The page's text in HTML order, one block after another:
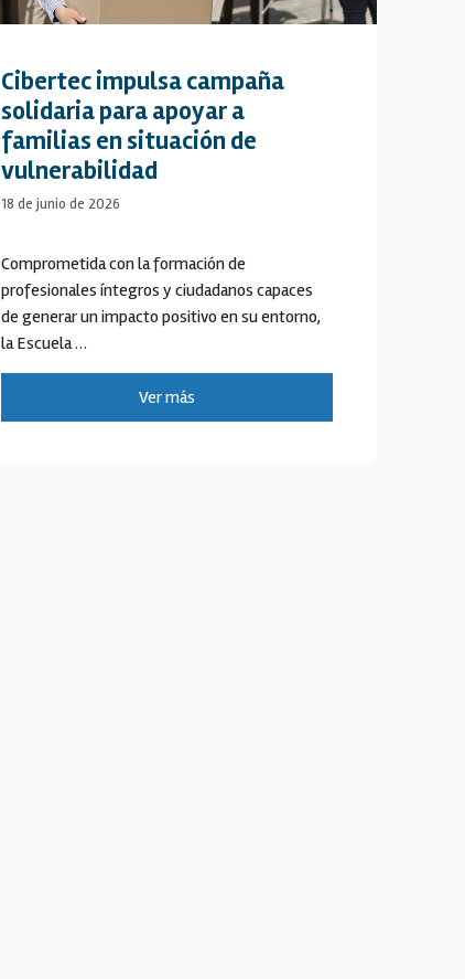
Cibertec impulsa campaña
solidaria para apoyar a
familias en situación de
vulnerabilidad
18 de junio de 2026
Comprometida con la formación de
profesionales íntegros y ciudadanos capaces
de generar un impacto positivo en su entorno,
la Escuela …
Ver más